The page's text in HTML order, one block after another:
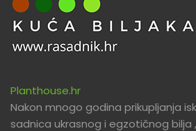
Planthouse.hr
Nakon mnogo godina prikupljanja
sadnica ukrasnog i egzotičnog bilja ,